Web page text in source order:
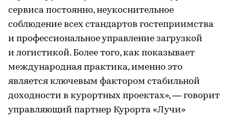
сервиса постоянно, неукоснительное
соблюдение всех стандартов гостеприимства
и профессиональное управление загрузкой
и логистикой. Более того, как показывает
международная практика, именно это
является ключевым фактором стабильной
доходности в курортных проектах», — говорит
управляющий партнер Курорта «Лучи»